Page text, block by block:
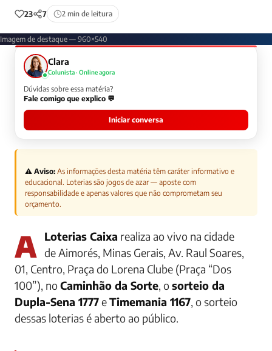
23 7 2 min de leitura
Imagem de destaque — 960×540
Clara
Colunista · Online agora
Dúvidas sobre essa matéria?
Fale comigo que explico 💬
Iniciar conversa
⚠️ Aviso: As informações desta matéria têm caráter informativo e
educacional. Loterias são jogos de azar — aposte com
responsabilidade e apenas valores que não comprometam seu
orçamento.
A Loterias Caixa realiza ao vivo na cidade
deAimorés, Minas Gerais, Av. Raul Soares,
01, Centro, Praça do Lorena Clube (Praça “Dos
100”), noCaminhão da Sorte, osorteio da
Dupla-Sena 1777eTimemania 1167, o sorteio
dessas loterias é aberto ao público.